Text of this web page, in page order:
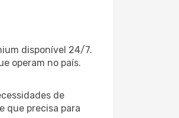
disponível 24/7.
operam no país.
de
que precisa para